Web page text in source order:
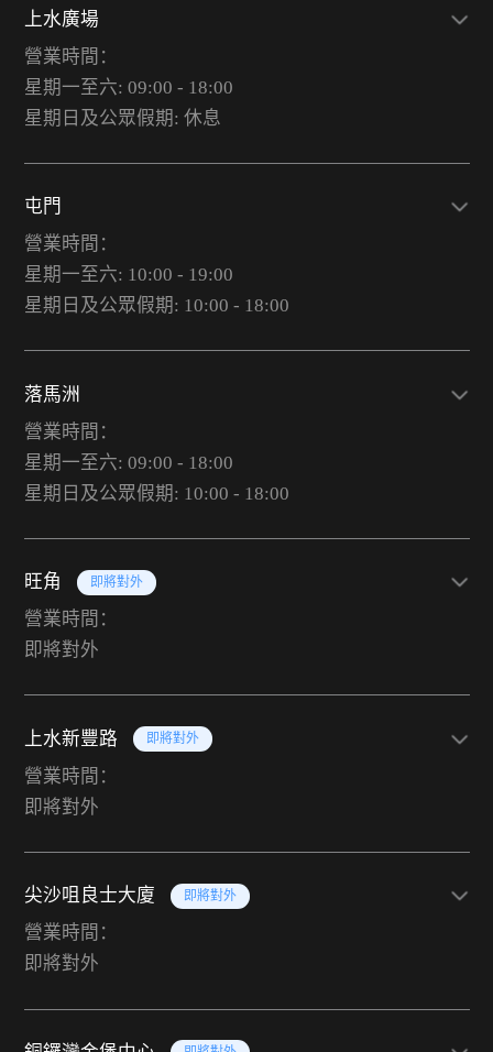
上水廣場
營業時間：
星期一至六: 09:00 - 18:00
星期日及公眾假期: 休息
屯門
營業時間：
星期一至六: 10:00 - 19:00
星期日及公眾假期: 10:00 - 18:00
落馬洲
營業時間：
星期一至六: 09:00 - 18:00
星期日及公眾假期: 10:00 - 18:00
旺角 即將對外
營業時間：
即將對外
上水新豐路 即將對外
營業時間：
即將對外
尖沙咀良士大廈 即將對外
營業時間：
即將對外